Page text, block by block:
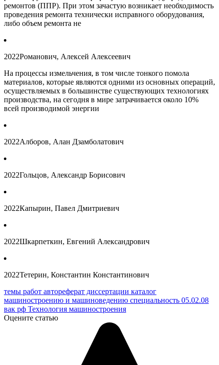
ремонтов (ППР). При этом зачастую возникает необходимость
проведения ремонта технически исправного оборудования,
либо объем ремонта не
2022Романович, Алексей Алексеевич
На процессы измельчения, в том числе тонкого помола
материалов, которые являются одними из основных операций,
осуществляемых в большинстве существующих технологиях
производства, на сегодня в мире затрачивается около 10%
всей производимой энергии
2022Алборов, Алан Дзамболатович
2022Гольцов, Александр Борисович
2022Капырин, Павел Дмитриевич
2022Шкарпеткин, Евгений Александрович
2022Тетерин, Константин Константинович
темы работ автореферат диссертации каталог
машиностроению и машиноведению специальность 05.02.08
вак рф Технология машиностроения
Оцените статью